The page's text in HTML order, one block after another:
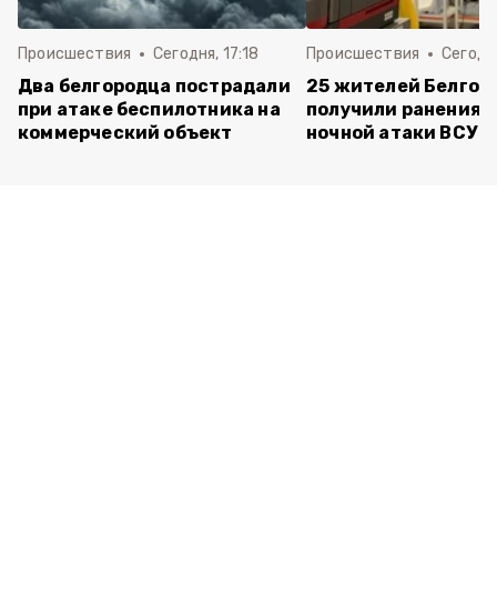
Происшествия Сегодня, 17:18
Два белгородца пострадали
при атаке беспилотника на
коммерческий объект
Происшествия
25 жителей
получили ранения
ночной атаки ВСУ